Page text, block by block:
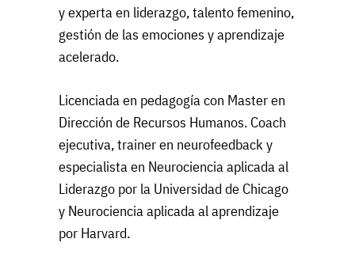
y experta en liderazgo, talento femenino,
gestión de las emociones y aprendizaje
acelerado.
Licenciada en pedagogía con Master en
Dirección de Recursos Humanos. Coach
ejecutiva, trainer en neurofeedback y
especialista en Neurociencia aplicada al
Liderazgo por la Universidad de Chicago
y Neurociencia aplicada al aprendizaje
por Harvard.